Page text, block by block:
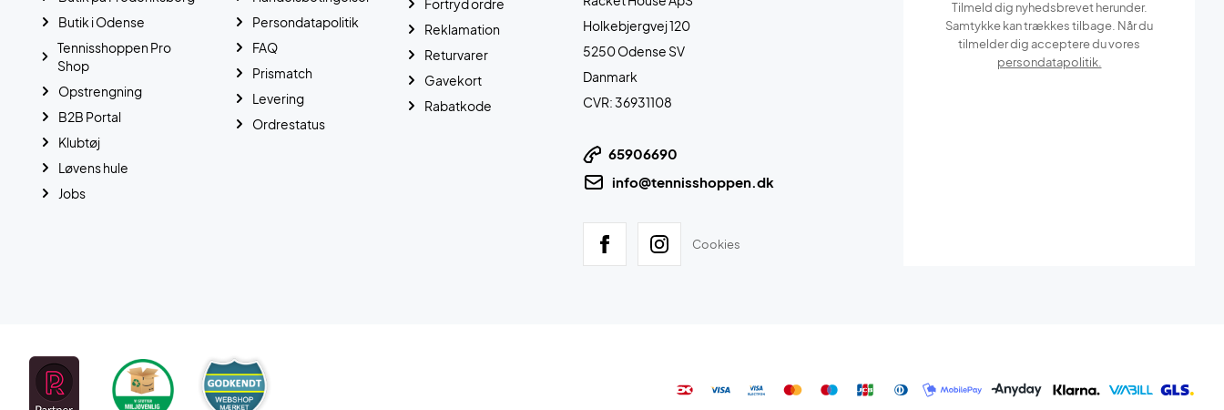
Holkebjergvej 120
5250 Odense SV
Danmark
CVR: 36931108
65906690
info@tennisshoppen.dk
Cookies
Persondatapolitik
FAQ
Prismatch
Levering
Ordrestatus
Fortryd ordre
Reklamation
Returvarer
Gavekort
Rabatkode
Butik i Odense
Tennisshoppen Pro
Shop
Opstrengning
B2B Portal
Klubtøj
Løvens hule
Jobs
Tilmeld dig nyhedsbrevet herunder.
Samtykke kan trækkes tilbage. Når du
tilmelder dig acceptere du vores
persondatapolitik.